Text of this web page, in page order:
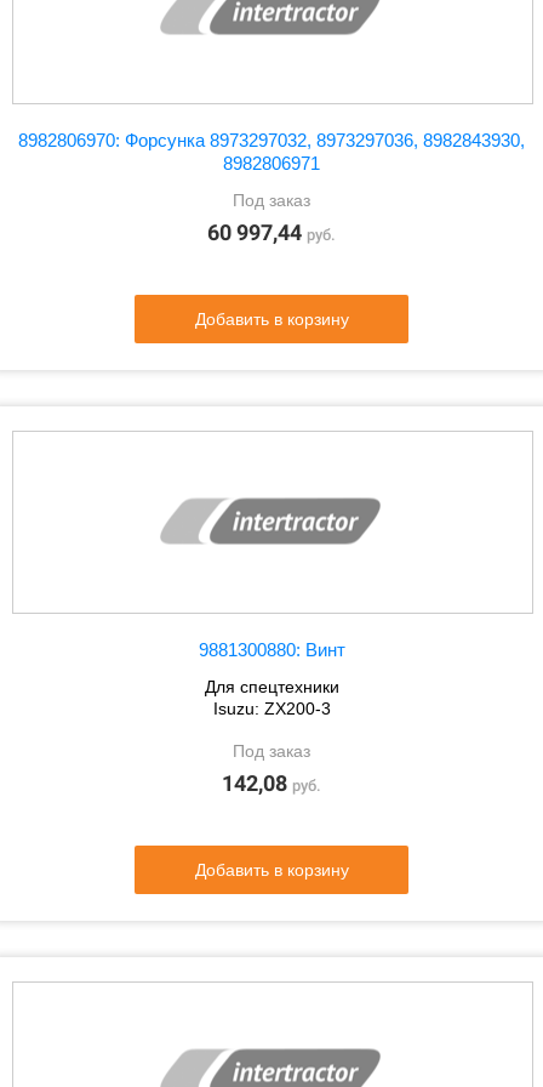
8982806970: Форсунка 8973297032, 8973297036, 8982843930,
8982806971
Под заказ
60 997,44 руб.
Добавить в корзину
9881300880: Винт
Для спецтехники
Isuzu: ZX200-3
Под заказ
142,08 руб.
Добавить в корзину